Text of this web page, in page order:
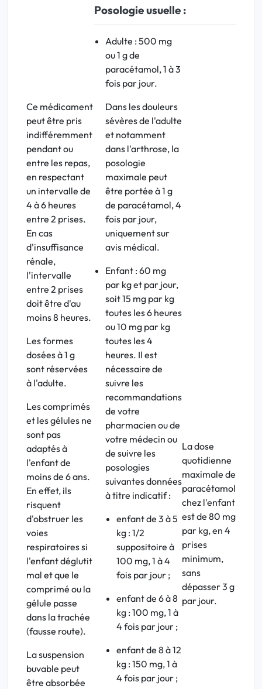
Ce médicament
peut être pris
indifféremment
pendant ou
entre les repas,
en respectant
un intervalle de
4 à 6 heures
entre 2 prises.
En cas
d'insuffisance
rénale,
l'intervalle
entre 2 prises
doit être d'au
moins 8 heures.
Les formes
dosées à 1 g
sont réservées
à l'adulte.
Les comprimés
et les gélules ne
sont pas
adaptés à
l'enfant de
moins de 6 ans.
En effet, ils
risquent
d'obstruer les
voies
respiratoires si
l'enfant déglutit
mal et que le
comprimé ou la
gélule passe
dans la trachée
(fausse route).
La suspension
buvable peut
être absorbée
Posologie usuelle :
Adulte : 500 mg
ou 1 g de
paracétamol, 1 à 3
fois par jour.
Dans les douleurs
sévères de l'adulte
et notamment
dans l'arthrose, la
posologie
maximale peut
être portée à 1 g
de paracétamol, 4
fois par jour,
uniquement sur
avis médical.
Enfant : 60 mg
par kg et par jour,
soit 15 mg par kg
toutes les 6 heures
ou 10 mg par kg
toutes les 4
heures. Il est
nécessaire de
suivre les
recommandations
de votre
pharmacien ou de
votre médecin ou
de suivre les
posologies
suivantes données
à titre indicatif :
enfant de 3 à 5
kg :1/2
suppositoire à
100 mg, 1 à 4
fois par jour ;
enfant de 6 à 8
kg : 100 mg, 1 à
4 fois par jour ;
enfant de 8 à 12
kg : 150 mg, 1 à
4 fois par jour ;
La dose
quotidienne
maximale de
paracétamol
chez l'enfant
est de 80 mg
par kg, en 4
prises
minimum,
sans
dépasser 3 g
par jour.